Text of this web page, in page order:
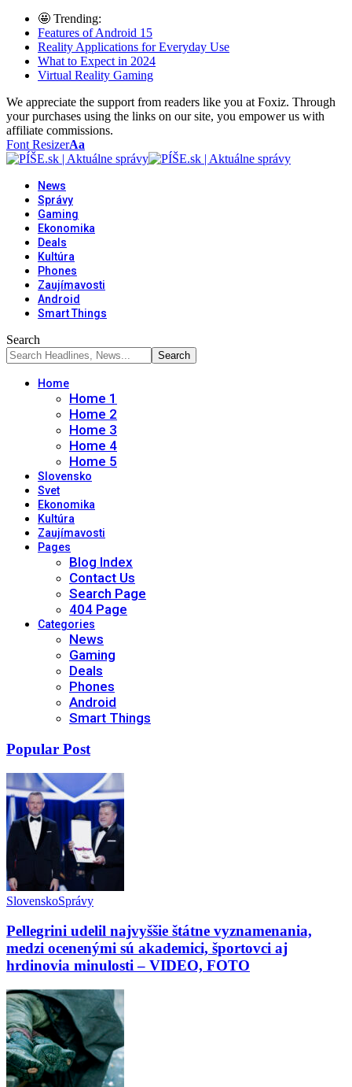
🤩 Trending:
Features of Android 15
Reality Applications for Everyday Use
What to Expect in 2024
Virtual Reality Gaming
We appreciate the support from readers like you at Foxiz. Through
your purchases using the links on our site, you empower us with
affiliate commissions.
Font ResizerAa
News
Správy
Gaming
Ekonomika
Deals
Kultúra
Phones
Zaujímavosti
Android
Smart Things
Search
Home
Home 1
Home 2
Home 3
Home 4
Home 5
Slovensko
Svet
Ekonomika
Kultúra
Zaujímavosti
Pages
Blog Index
Contact Us
Search Page
404 Page
Categories
News
Gaming
Deals
Phones
Android
Smart Things
Popular Post
SlovenskoSprávy
Pellegrini udelil najvyššie štátne vyznamenania,
medzi ocenenými sú akademici, športovci aj
hrdinovia minulosti – VIDEO, FOTO